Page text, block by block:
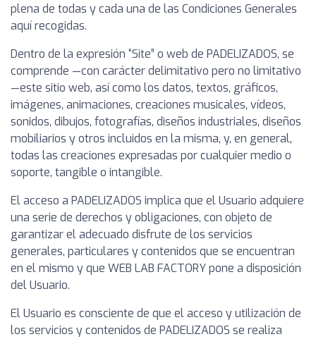
plena de todas y cada una de las Condiciones Generales
aquí recogidas.
Dentro de la expresión “Site” o web de PADELIZADOS, se
comprende —con carácter delimitativo pero no limitativo
—este sitio web, así como los datos, textos, gráficos,
imágenes, animaciones, creaciones musicales, vídeos,
sonidos, dibujos, fotografías, diseños industriales, diseños
mobiliarios y otros incluidos en la misma, y, en general,
todas las creaciones expresadas por cualquier medio o
soporte, tangible o intangible.
El acceso a PADELIZADOS implica que el Usuario adquiere
una serie de derechos y obligaciones, con objeto de
garantizar el adecuado disfrute de los servicios
generales, particulares y contenidos que se encuentran
en el mismo y que WEB LAB FACTORY pone a disposición
del Usuario.
El Usuario es consciente de que el acceso y utilización de
los servicios y contenidos de PADELIZADOS se realiza